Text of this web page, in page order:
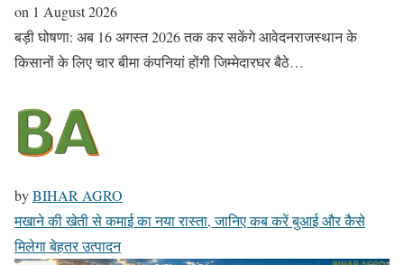
on 1 August 2026
बड़ी घोषणा: अब 16 अगस्त 2026 तक कर सकेंगे आवेदनराजस्थान के
किसानों के लिए चार बीमा कंपनियां होंगी जिम्मेदारघर बैठे…
byBIHAR AGRO
मखाने की खेती से कमाई का नया रास्ता, जानिए कब करें बुआई और कैसे
मिलेगा बेहतर उत्पादन